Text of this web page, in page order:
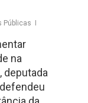
Públicas
na
deputada